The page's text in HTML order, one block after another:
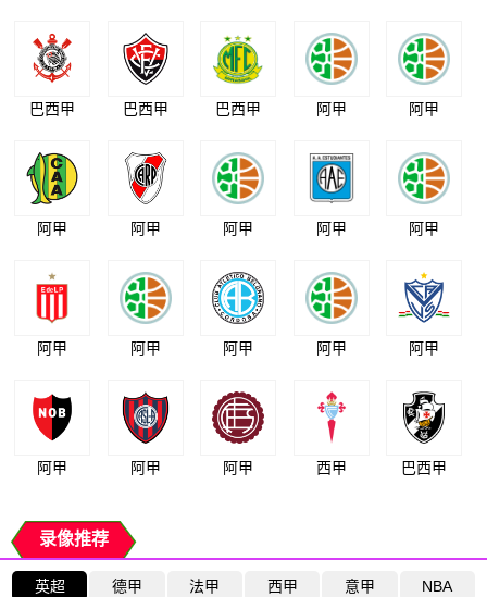
巴西甲 巴西甲 巴西甲 阿甲 阿甲
阿甲 阿甲 阿甲 阿甲 阿甲
阿甲 阿甲 阿甲 阿甲 阿甲
阿甲 阿甲 阿甲 西甲 巴西甲
录像推荐
英超 德甲 法甲 西甲 意甲 NBA